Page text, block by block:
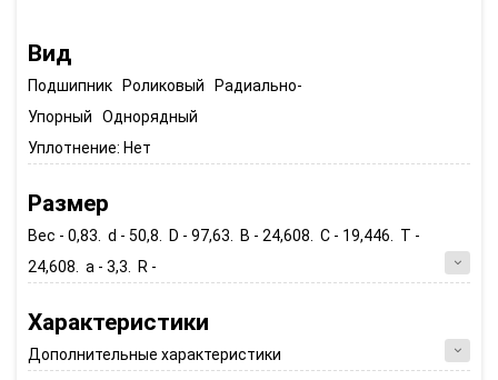
Вид
Подшипник Роликовый Радиально-
Упорный Однорядный
Уплотнение: Нет
Размер
Вес - 0,83. d - 50,8. D - 97,63. B - 24,608. C - 19,446. T -
24,608. a - 3,3. R -
Характеристики
Дополнительные характеристики